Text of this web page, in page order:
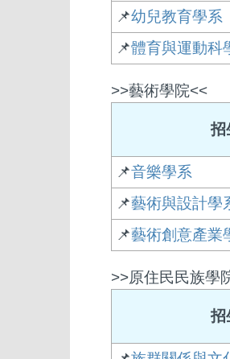
📌幼兒教育學系
📌體育與運動科
>>藝術學院<<
招
📌音樂學系
📌藝術與設計學
📌藝術創意產業
>>原住民民族學
招